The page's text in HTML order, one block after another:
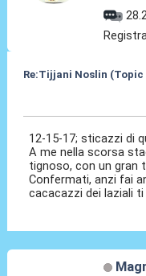
Re:Tijjani Noslin
12-15-17; sticazzi di
A me nella scorsa
tignoso, con un gran
Confermati, anzi fai
cacacazzi dei laziali ti